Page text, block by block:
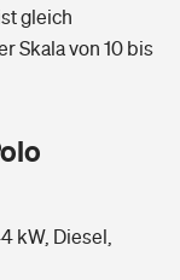
Alter?
gleich
Skala von 10 bis
kW, Diesel,